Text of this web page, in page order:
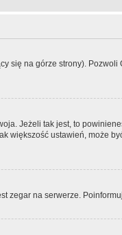
się na górze strony). Pozwoli
Jeżeli tak jest, to
większość ustawień, może
zegar na serwerze.